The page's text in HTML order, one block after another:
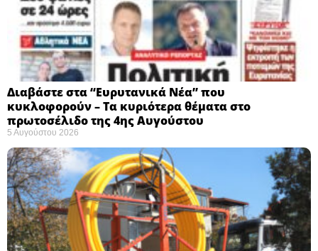
Διαβάστε στα “Ευρυτανικά Νέα” που
κυκλοφορούν – Τα κυριότερα θέματα στο
πρωτοσέλιδο της 4ης Αυγούστου
5 Αυγούστου 2026